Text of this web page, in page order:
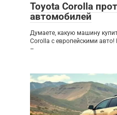
Toyota Corolla
автомобилей
Думаете, какую машину
Corolla с европейскими
–